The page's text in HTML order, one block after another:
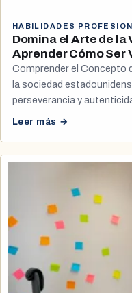
HABILIDADES
Domina el Arte de
Aprender Cómo Ser
Comprender el Concepto
la sociedad
perseverancia y
Leer más →